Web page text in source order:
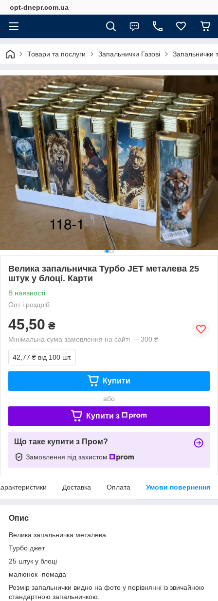
opt-dnepr.com.ua
Товари та послуги Запальнички Газові Запальнички
Велика запальничка Турбо JET металева 25
штук у блоці. Карти
В наявності
Опт і роздріб
45,50 ₴
Мінімальна сума замовлення на сайті — 300 ₴
42,77 ₴ від 100 шт.
Купити
або
Купити з
Що таке купити з Пром?
Замовлення під захистом
Доставка Оплата Умови повернення
Опис
Велика запальничка металева
Турбо джет
25 штук у блоці
малюнок -помада
Розмір запальнички видно на фото у порівнянні із звичайною
стандартною запальничкою.